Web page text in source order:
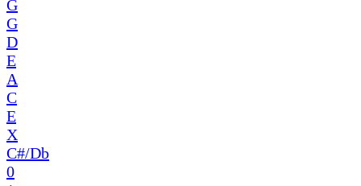
G
G
D
E
A
C
E
X
C#/Db
0